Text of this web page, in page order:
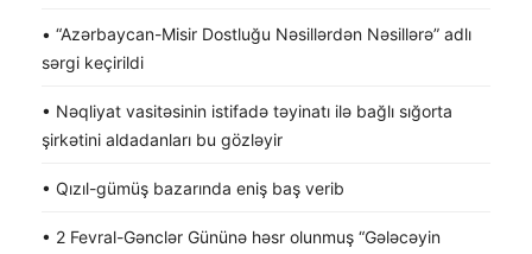
• “Azərbaycan-Misir Dostluğu Nəsillərdən Nəsillərə” adlı
sərgi keçirildi
• Nəqliyat vasitəsinin istifadə təyinatı ilə bağlı sığorta
şirkətini aldadanları bu gözləyir
• Qızıl-gümüş bazarında eniş baş verib
• 2 Fevral-Gənclər Gününə həsr olunmuş “Gələcəyin